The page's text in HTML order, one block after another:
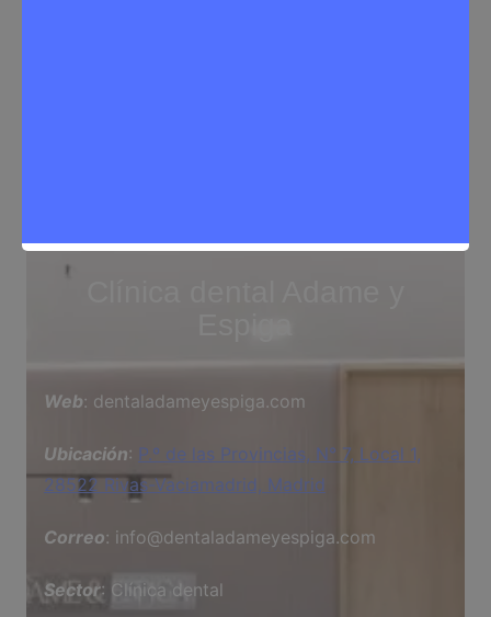
Web: dentaladameyespiga.com
Ubicación: P.º de las Provincias, N° 7, Local 1,
28522 Rivas-Vaciamadrid, Madrid
Correo: info@dentaladameyespiga.com
Sector: Clínica dental